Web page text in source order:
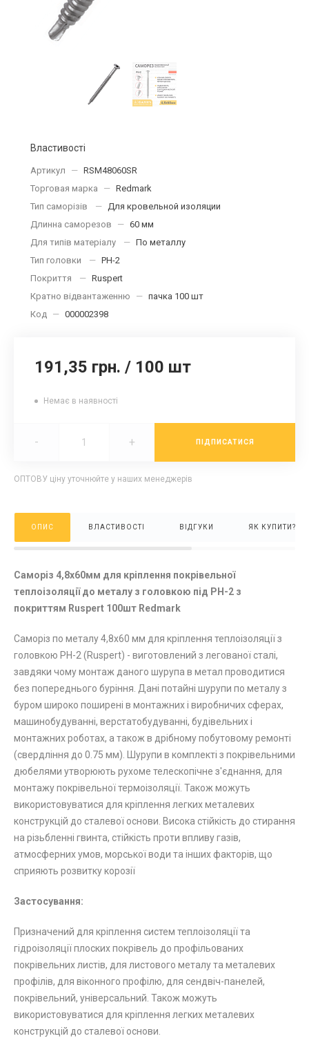
Властивості
Артикул — RSM48060SR
Торговая марка
— Redmark
Тип саморізів
— Для кровельной изоляции
Длинна саморезов
— 60 мм
Для типів матеріалу
— По металлу
Тип головки
— PH-2
Покриття
— Ruspert
Кратно відвантаженню
— пачка 100 шт
Код — 000002398
191,35 грн. / 100 шт
Немає в наявності
- + ПІДПИСАТИСЯ
ОПТОВУ ціну уточнюйте у наших менеджерів
ОПИС ВЛАСТИВОСТІ ВІДГУКИ ЯК КУПИТИ?
Саморіз 4,8х60мм для кріплення покрівельної
теплоізоляції до металу з головкою під РН-2 з
покриттям Ruspert 100шт Redmark
Саморіз по металу 4,8х60 мм для кріплення теплоізоляції з
головкою PH-2 (Ruspert) - виготовлений з легованої сталі,
завдяки чому монтаж даного шурупа в метал проводитися
без попереднього буріння. Дані потайні шурупи по металу з
буром широко поширені в монтажних і виробничих сферах,
машинобудуванні, верстатобудуванні, будівельних і
монтажних роботах, а також в дрібному побутовому ремонті
(свердління до 0.75 мм). Шурупи в комплекті з покрівельними
дюбелями утворюють рухоме телескопічне з'єднання, для
монтажу покрівельної термоізоляції. Також можуть
використовуватися для кріплення легких металевих
конструкцій до сталевої основи. Висока стійкість до стирання
на різьбленні гвинта, стійкість проти впливу газів,
атмосферних умов, морської води та інших факторів, що
сприяють розвитку корозії
Застосування:
Призначений для кріплення систем теплоізоляції та
гідроізоляції плоских покрівель до профільованих
покрівельних листів, для листового металу та металевих
профілів, для віконного профілю, для сендвіч-панелей,
покрівельний, універсальний. Також можуть
використовуватися для кріплення легких металевих
конструкцій до сталевої основи.